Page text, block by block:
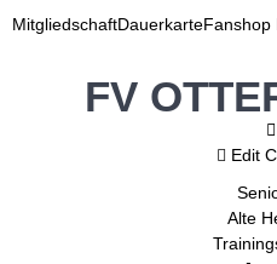
MitgliedschaftDauerkarteFanshop
FV
Edit
Alte